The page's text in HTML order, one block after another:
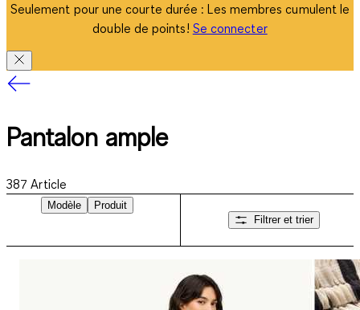
Seulement pour une courte durée : Les membres cumulent le
double de points! Se connecter
Pantalon ample
387 Article
Modèle
Produit
Filtrer et trier